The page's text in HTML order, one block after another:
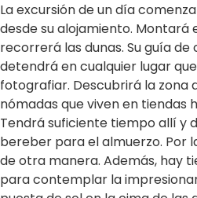
La excursión de un día
desde su alojamiento. Montará
recorrerá las dunas. Su guía de
detendrá en cualquier lugar
fotografiar. Descubrirá la zona
nómadas que viven en tiendas
Tendrá suficiente tiempo allí y
bereber para el almuerzo. Por
de otra manera. Además, hay
para contemplar la